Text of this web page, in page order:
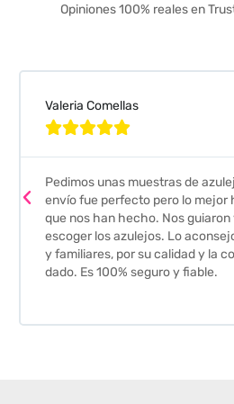
Opiniones 100% reales en
Valeria Comellas

Pedimos unas muestras de
envío fue perfecto pero lo mejor
que nos han hecho. Nos
escoger los azulejos. Lo
y familiares, por su calidad y la
dado. Es 100% seguro y fiable.